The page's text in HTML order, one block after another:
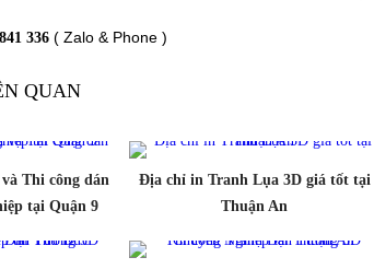
336 ( Zalo & Phone )
QUAN
Thi công dán
tại Quận 9
Địa chỉ in Tranh Lụa 3D giá tốt tại
Thuận An